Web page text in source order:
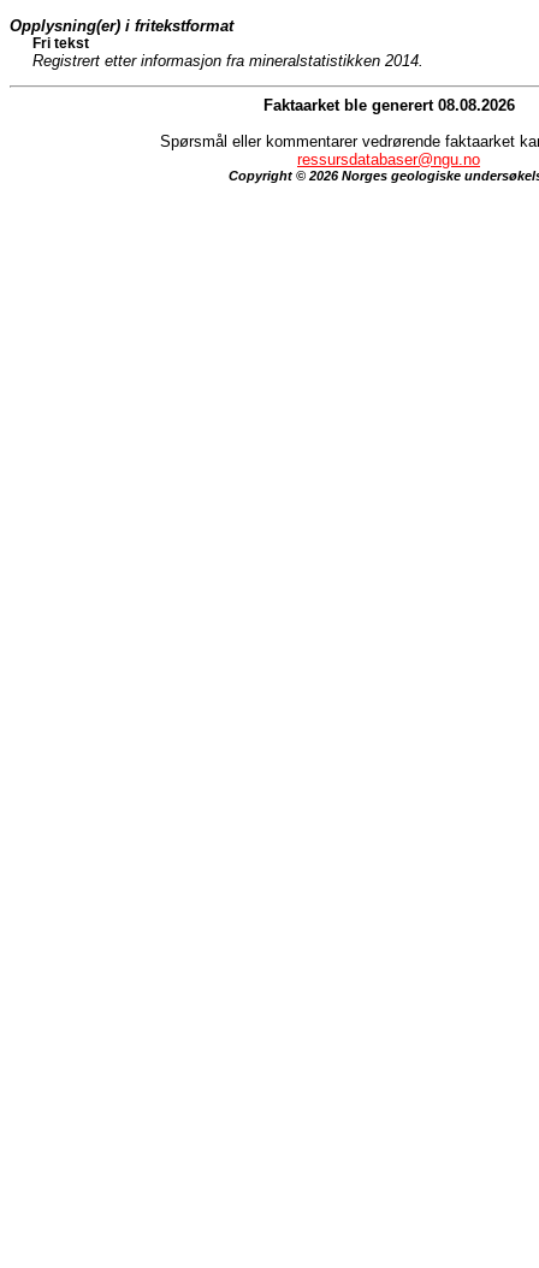
Opplysning(er) i fritekstformat
Fri tekst
Registrert etter informasjon fra mineralstatistikken 2014.
Faktaarket ble generert 08.08.2026
Spørsmål eller kommentarer vedrørende faktaarket
ressursdatabaser@ngu.no
Copyright © 2026 Norges geologiske